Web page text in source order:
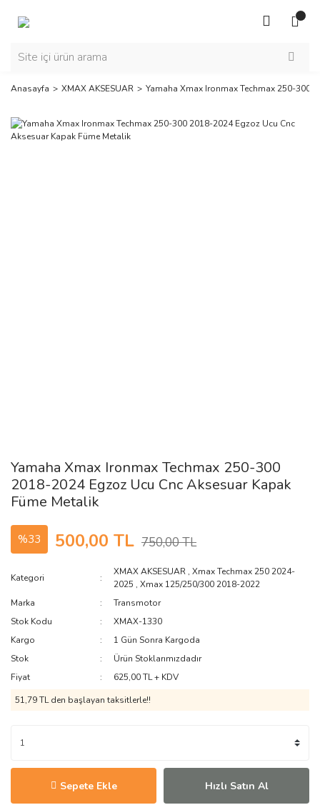
Anasayfa XMAX AKSESUAR Yamaha Xmax Ironmax Techmax 250-300
Yamaha Xmax Ironmax Techmax 250-300
2018-2024 Egzoz Ucu Cnc Aksesuar Kapak
Füme Metalik
%33 500,00 TL 750,00 TL
Kategori
XMAX AKSESUAR ,Xmax Techmax 250 2024-
2025 ,Xmax 125/250/300 2018-2022
Marka
Transmotor
Stok Kodu
XMAX-1330
Kargo
1 Gün Sonra Kargoda
Stok
Ürün Stoklarımızdadır
Fiyat
625,00 TL + KDV
51,79 TL den başlayan taksitlerle!!
Sepete Ekle Hızlı Satın Al